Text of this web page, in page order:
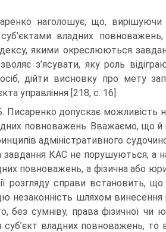
наголошує, що, вирішуючи
суб’єктами владних
якими окреслюються
з’ясувати, яку роль
дійти ви­сновку про мету
управління [218, с. 16].
допускає можливість
повноважень. Вважаємо, що й
адміні­стративного
завдання КАС не порушу­ються, а
повноважень, а фізична або
розгляду справи встановить,
незаконність шляхом
без сумніву, права фізичної
суб’єкт владних повноважень,